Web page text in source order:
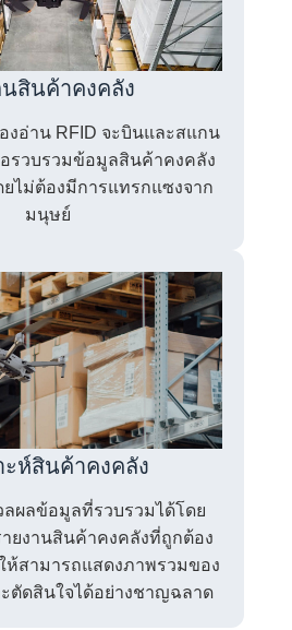
สินค้าคงคลัง
งอ่าน RFID จะบินและสแกน
รวบรวมข้อมูลสินค้าคงคลัง
ยไม่ต้องมีการแทรกแซงจาก
มนุษย์
ะห์สินค้าคงคลัง
ลผลข้อมูลที่รวบรวมได้โดย
ยงานสินค้าคงคลังที่ถูกต้อง
ห้สามารถแสดงภาพรวมของ
ตัดสินใจได้อย่างชาญฉลาด